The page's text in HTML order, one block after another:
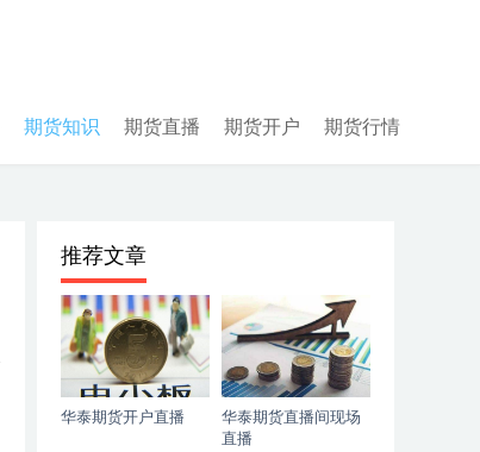
期货知识 期货直播 期货开户 期货行情
推荐文章
华泰期货开户直播
华泰期货直播间现场
直播